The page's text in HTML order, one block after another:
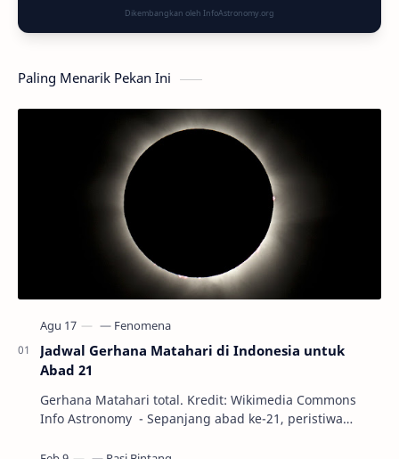
Dikembangkan oleh InfoAstronomy.org
Paling Menarik Pekan Ini
Jadwal Gerhana Matahari di Indonesia untuk
Abad 21
Gerhana Matahari total. Kredit: Wikimedia Commons
Info Astronomy - Sepanjang abad ke-21, peristiwa